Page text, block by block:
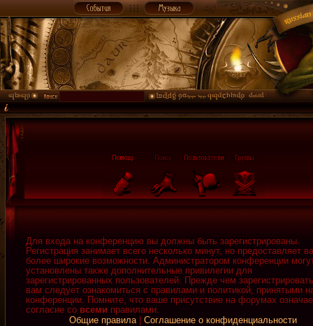
Для входа на конференцию вы должны быть зарегистрированы.
Регистрация занимает всего несколько минут, но предоставляет
более широкие возможности. Администратором конференции
установлены также дополнительные привилегии для
зарегистрированных пользователей. Прежде чем
вам следует ознакомиться с правилами и политикой, принятыми
конференции. Помните, что ваше присутствие на форумах
согласие со всеми правилами.
Общие правила| Соглашение о конфиденциальности